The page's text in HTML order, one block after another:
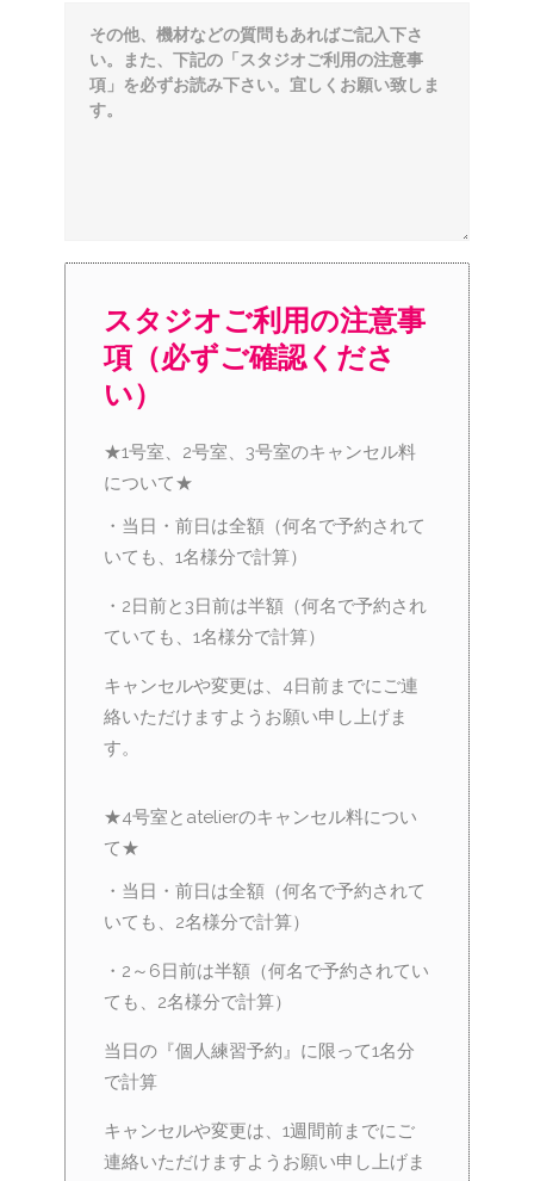
スタジオご利用の注意事
項（必ずご確認くださ
い）
★1号室、2号室、3号室のキャンセル料
について★
・当日・前日は全額（何名で予約されて
いても、1名様分で計算）
・2日前と3日前は半額（何名で予約され
ていても、1名様分で計算）
キャンセルや変更は、4日前までにご連
絡いただけますようお願い申し上げま
す。
★4号室とatelierのキャンセル料につい
て★
・当日・前日は全額（何名で予約されて
いても、2名様分で計算）
・2～6日前は半額（何名で予約されてい
ても、2名様分で計算）
当日の『個人練習予約』に限って1名分
で計算
キャンセルや変更は、1週間前までにご
連絡いただけますようお願い申し上げま